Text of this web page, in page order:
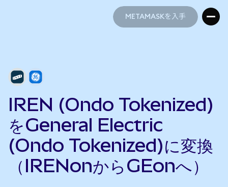
METAMASKを入手
IREN (Ondo Tokenized)
をGeneral Electric
(Ondo Tokenized)に変換
（IRENonからGEonへ）